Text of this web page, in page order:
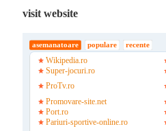
visit website
asemanatoare populare recente
Wikipedia.ro
Super-jocuri.ro
ProTv.ro
Promovare-site.net
Port.ro
Pariuri-sportive-online.ro